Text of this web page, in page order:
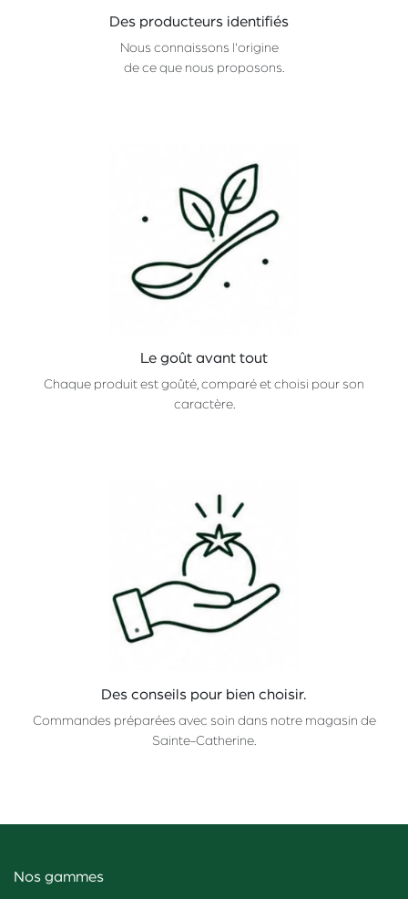
Des producteurs identifiés
Nous connaissons l'origine
de ce que nous proposons.
Le goût avant tout
Chaque produit est goûté, comparé et choisi pour son
caractère.
Des conseils pour bien choisir.
Commandes préparées avec soin dans notre magasin de
Sainte-Catherine.
Nos gammes